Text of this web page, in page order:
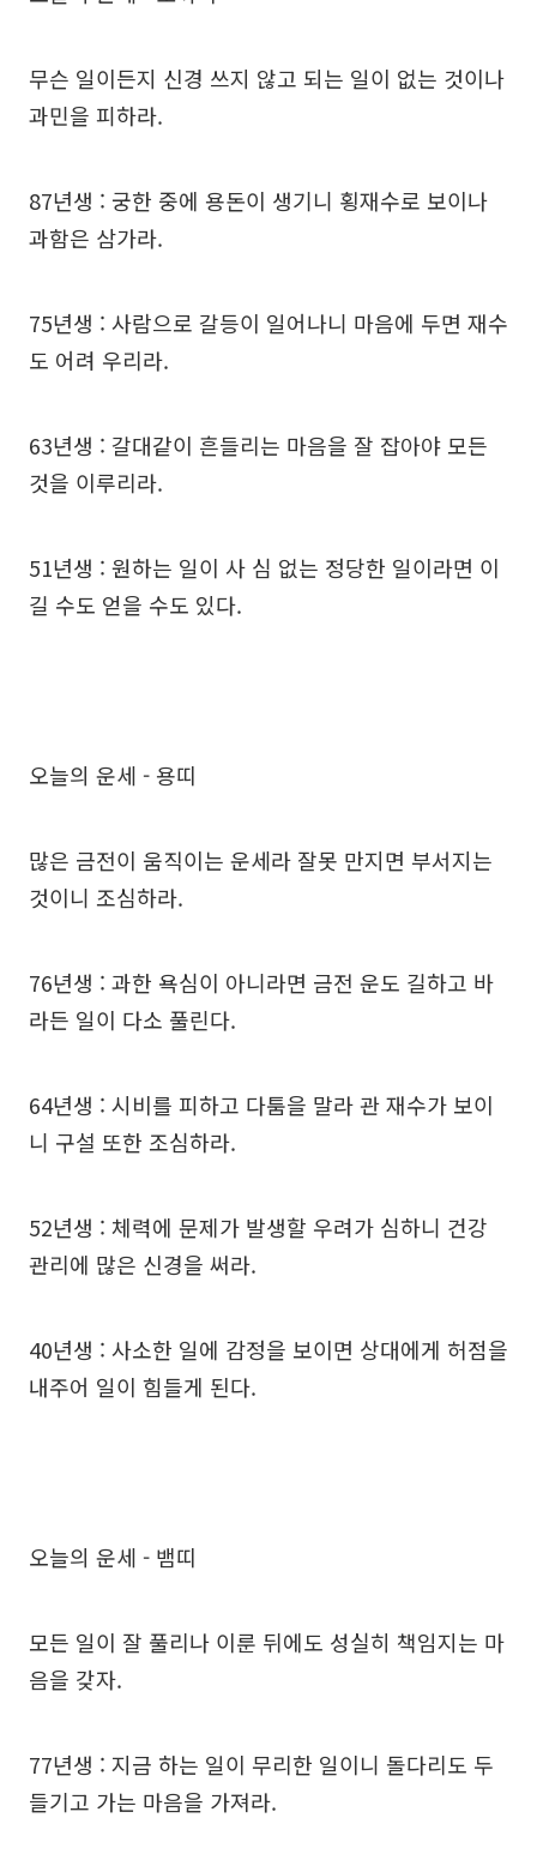
무슨 일이든지 신경 쓰지 않고 되는 일이 없는 것이나
과민을 피하라.
87년생 : 궁한 중에 용돈이 생기니 횡재수로 보이나
과함은 삼가라.
75년생 : 사람으로 갈등이 일어나니 마음에 두면 재수
도 어려 우리라.
63년생 : 갈대같이 흔들리는 마음을 잘 잡아야 모든
것을 이루리라.
51년생 : 원하는 일이 사 심 없는 정당한 일이라면 이
길 수도 얻을 수도 있다.
오늘의 운세 - 용띠
많은 금전이 움직이는 운세라 잘못 만지면 부서지는
것이니 조심하라.
76년생 : 과한 욕심이 아니라면 금전 운도 길하고 바
라든 일이 다소 풀린다.
64년생 : 시비를 피하고 다툼을 말라 관 재수가 보이
니 구설 또한 조심하라.
52년생 : 체력에 문제가 발생할 우려가 심하니 건강
관리에 많은 신경을 써라.
40년생 : 사소한 일에 감정을 보이면 상대에게 허점을
내주어 일이 힘들게 된다.
오늘의 운세 - 뱀띠
모든 일이 잘 풀리나 이룬 뒤에도 성실히 책임지는 마
음을 갖자.
77년생 : 지금 하는 일이 무리한 일이니 돌다리도 두
들기고 가는 마음을 가져라.